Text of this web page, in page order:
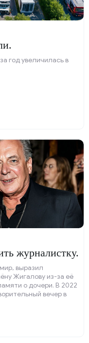
год увеличилась в
журналистку.
выразил
Жигалову из-за её
о дочери. В 2022
вечер в